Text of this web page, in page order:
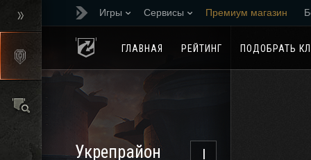
Игры Сервисы Премиум магазин
ГЛАВНАЯ
РЕЙТИНГ ПОДОБРАТЬ
I
Укрепрайон